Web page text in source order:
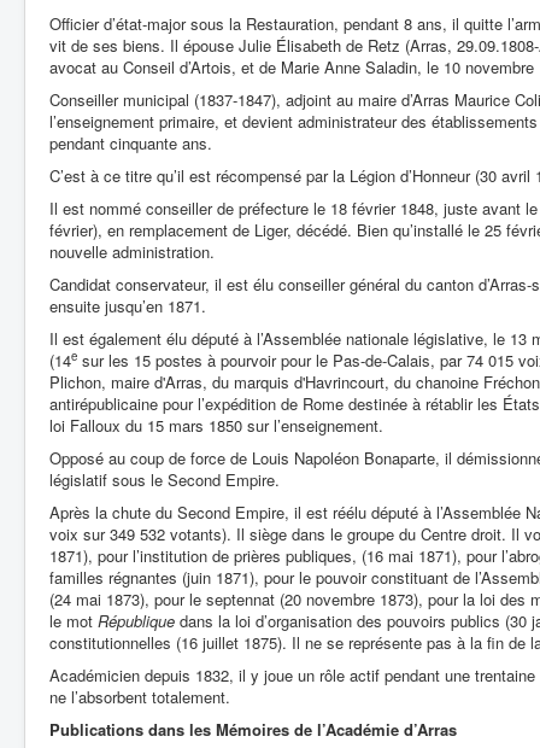
Officier d’état-major sous la Restauration, pendant 8 ans, il quitte
vit de ses biens. Il épouse Julie Élisabeth de Retz (Arras,
avocat au Conseil d’Artois, et de Marie Anne Saladin, le 10
Conseiller municipal (1837-1847), adjoint au maire d’Arras Maurice
l’enseignement primaire, et devient administrateur des
pendant cinquante ans.
C’est à ce titre qu’il est récompensé par la Légion d’Honneur (30 avril
Il est nommé conseiller de préfecture le 18 février 1848, juste avant
février), en remplacement de Liger, décédé. Bien qu’installé le 25
nouvelle administration.
Candidat conservateur, il est élu conseiller général du canton
ensuite jusqu’en 1871.
Il est également élu député à l’Assemblée nationale législative, le
(14e sur les 15 postes à pourvoir pour le Pas-de-Calais, par 74 015
Plichon, maire d'Arras, du marquis d'Havrincourt, du chanoine
antirépublicaine pour l’expédition de Rome destinée à rétablir les
loi Falloux du 15 mars 1850 sur l’enseignement.
Opposé au coup de force de Louis Napoléon Bonaparte, il
législatif sous le Second Empire.
Après la chute du Second Empire, il est réélu député à l’Assemblée
voix sur 349 532 votants). Il siège dans le groupe du Centre droit. Il
1871), pour l’institution de prières publiques, (16 mai 1871), pour
familles régnantes (juin 1871), pour le pouvoir constituant de
(24 mai 1873), pour le septennat (20 novembre 1873), pour la loi des
le mot République dans la loi d’organisation des pouvoirs publics (30
constitutionnelles (16 juillet 1875). Il ne se représente pas à la fin de
Académicien depuis 1832, il y joue un rôle actif pendant une
ne l’absorbent totalement.
Publications dans les Mémoires de l’Académie d’Arras